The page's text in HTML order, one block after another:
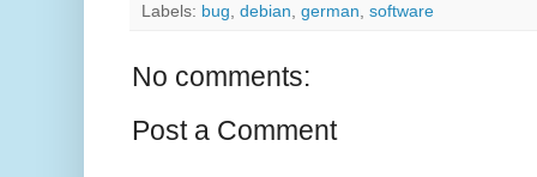
Labels: bug debian german software
No comments:
Post a Comment